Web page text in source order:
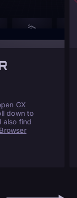
GX
down to
also find